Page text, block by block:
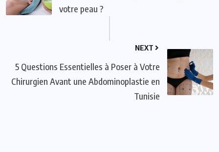
votre peau ?
NEXT
5 Questions Essentielles à Poser à Votre
Chirurgien Avant une Abdominoplastie en
Tunisie